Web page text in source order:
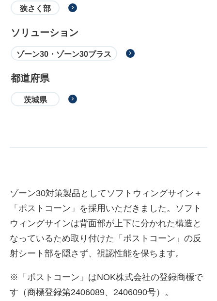
狭さく部
ソリューション
ゾーン30・ゾーン30プラス
都道府県
茨城県
ゾーン30対策製品としてソフトウィングサイン＋
「ポストコーン」を採用いただきました。ソフト
ウィングサインは背面部が上下に分かれた構造と
なっているため取り付けた「ポストコーン」の反
射シート部を隠さず、視認性能を保ちます。
※「ポストコーン」はNOK株式会社の登録商標で
す（商標登録第2406089、2406090号）。